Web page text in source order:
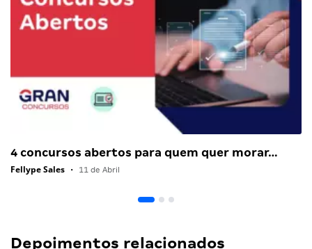
4 concursos abertos para quem quer morar…
Fellype Sales • 11 de Abril
Depoimentos relacionados